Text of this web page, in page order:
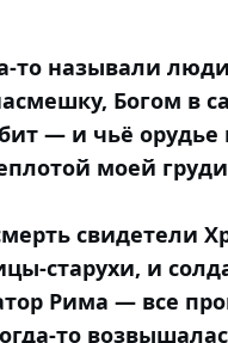
то называли люди
Богом в
— и чьё орудье
моей
свидетели
старухи, и
Рима — все
то